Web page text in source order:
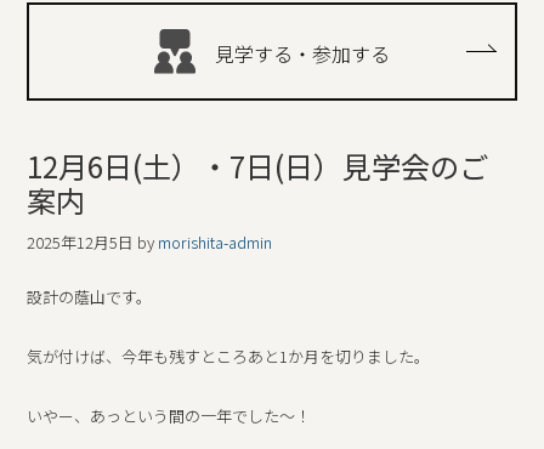
見学する・参加する
12月6日(土）・7日(日）見学会のご
案内
2025年12月5日 by morishita-admin
設計の蔭山です。
気が付けば、今年も残すところあと1か月を切りました。
いやー、あっという間の一年でした～！